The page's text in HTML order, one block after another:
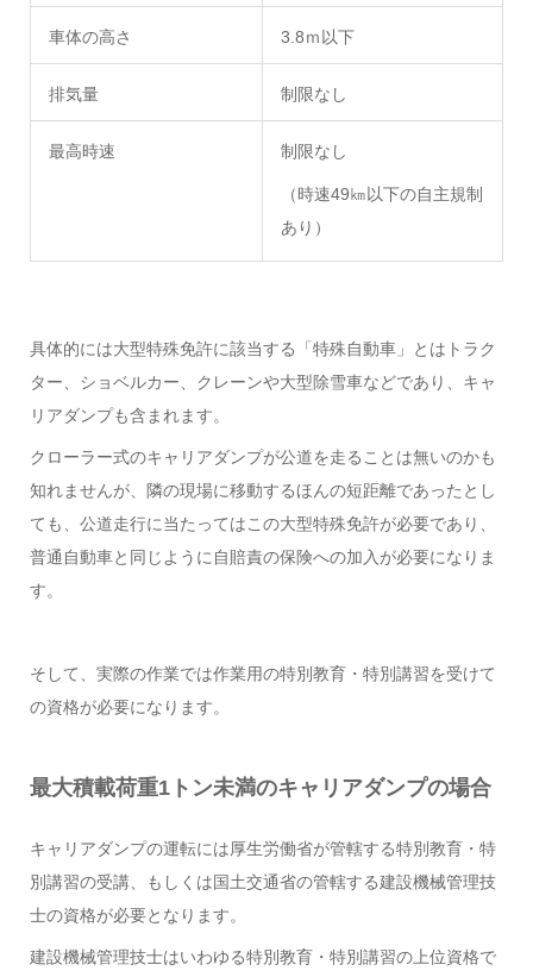
車体の高さ 3.8ｍ以下
排気量 制限なし
最高時速 制限なし
（時速49㎞以下の自主規制
あり）
具体的には大型特殊免許に該当する「特殊自動車」とはトラク
ター、ショベルカー、クレーンや大型除雪車などであり、キャ
リアダンプも含まれます。
クローラー式のキャリアダンプが公道を走ることは無いのかも
知れませんが、隣の現場に移動するほんの短距離であったとし
ても、公道走行に当たってはこの大型特殊免許が必要であり、
普通自動車と同じように自賠責の保険への加入が必要になりま
す。
そして、実際の作業では作業用の特別教育・特別講習を受けて
の資格が必要になります。
最大積載荷重1トン未満のキャリアダンプの場合
キャリアダンプの運転には厚生労働省が管轄する特別教育・特
別講習の受講、もしくは国土交通省の管轄する建設機械管理技
士の資格が必要となります。
建設機械管理技士はいわゆる特別教育・特別講習の上位資格で